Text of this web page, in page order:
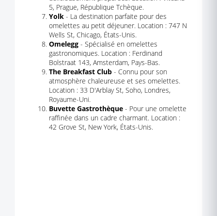
5, Prague, République Tchèque.
Yolk - La destination parfaite pour des
omelettes au petit déjeuner. Location : 747 N
Wells St, Chicago, États-Unis.
Omelegg - Spécialisé en omelettes
gastronomiques. Location : Ferdinand
Bolstraat 143, Amsterdam, Pays-Bas.
The Breakfast Club - Connu pour son
atmosphère chaleureuse et ses omelettes.
Location : 33 D'Arblay St, Soho, Londres,
Royaume-Uni.
Buvette Gastrothèque - Pour une omelette
raffinée dans un cadre charmant. Location :
42 Grove St, New York, États-Unis.